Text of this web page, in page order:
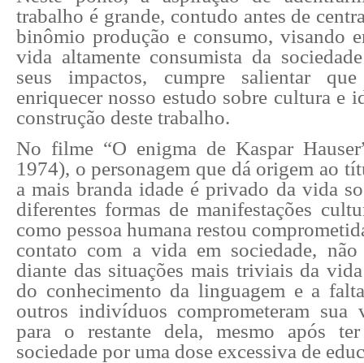
trabalho é grande, contudo antes de
binômio produção e consumo, visando
vida altamente consumista da
seus impactos, cumpre salientar
enriquecer nosso estudo sobre cultura e
construção deste trabalho.
No filme “O enigma de Kaspar
1974), o personagem que dá origem ao
a mais branda idade é privado da vida
diferentes formas de manifestações
como pessoa humana restou
contato com a vida em sociedade,
diante das situações mais triviais da
do conhecimento da linguagem e a
outros indivíduos comprometeram sua
para o restante dela, mesmo após
sociedade por uma dose excessiva de